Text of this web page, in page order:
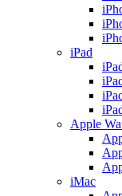
iPad
Apple
iMac